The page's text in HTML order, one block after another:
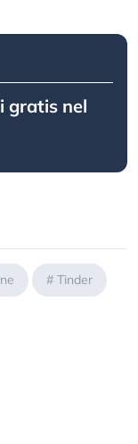
gratis nel
# Tinder